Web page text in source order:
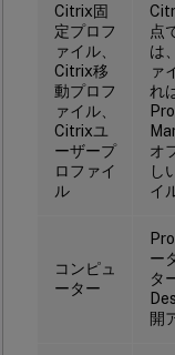
Citrix固
定プロフ
ァイル、
Citrix移
動プロフ
ァイル、
Citrixユ
ーザープ
ロファイ
ル
点
は
ァ
れ
オ
し
イ
コンピュ
ーター
ー
タ
開